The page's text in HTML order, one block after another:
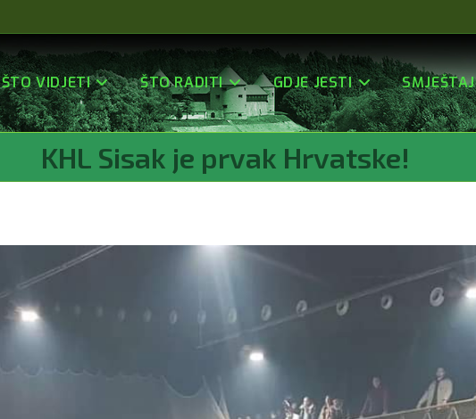
ŠTO VIDJETI ŠTO RADITI GDJE JESTI SMJEŠTAJ
KHL Sisak je prvak Hrvatske!